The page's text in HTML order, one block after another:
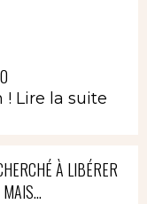
! Lire la suite
À LIBÉRER